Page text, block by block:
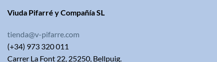
Viuda Pifarré y Compañía SL
tienda@v-pifarre.com
(+34) 973 320 011
Carrer La Font 22, 25250, Bellpuig.